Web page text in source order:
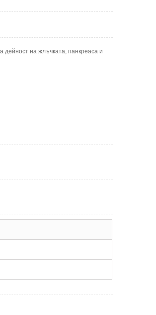
дейност на жлъчката, панкреаса и